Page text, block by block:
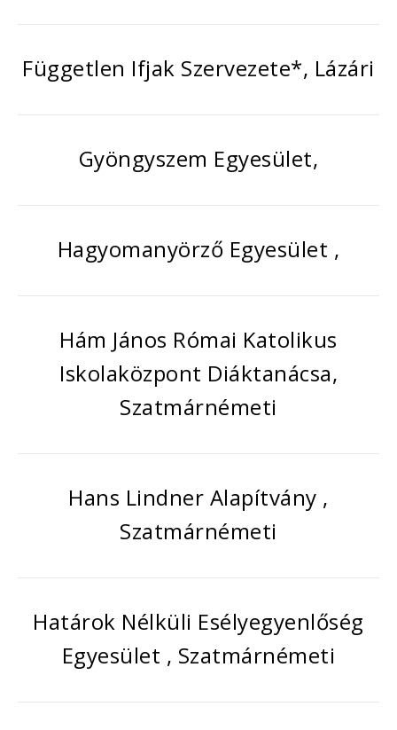
Független Ifjak Szervezete*, Lázári
Gyöngyszem Egyesület,
Hagyomanyörző Egyesület ,
Hám János Római Katolikus
Iskolaközpont Diáktanácsa,
Szatmárnémeti
Hans Lindner Alapítvány ,
Szatmárnémeti
Határok Nélküli Esélyegyenlőség
Egyesület , Szatmárnémeti